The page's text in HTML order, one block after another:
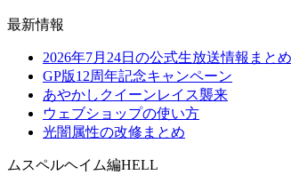
最新情報
2026年7月24日の公式生放送情報まとめ
GP版12周年記念キャンペーン
あやかしクイーンレイス襲来
ウェブショップの使い方
光闇属性の改修まとめ
ムスペルヘイム編HELL